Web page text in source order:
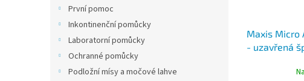
První pomoc
Inkontinenční pomůcky
Laboratorní pomůcky
Ochranné pomůcky
Podložní mísy a močové lahve
Maxis Micro
- uzavřená